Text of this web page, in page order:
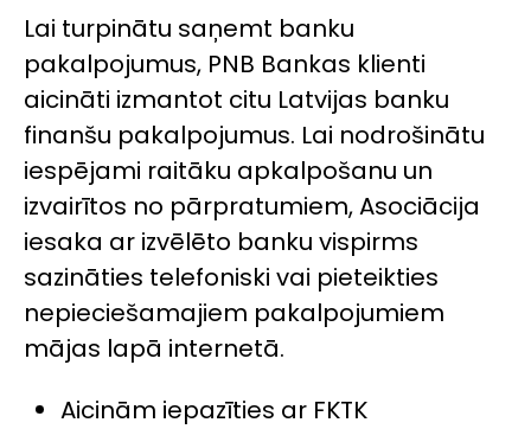
Lai turpinātu saņemt banku
pakalpojumus, PNB Bankas klienti
aicināti izmantot citu Latvijas banku
finanšu pakalpojumus. Lai nodrošinātu
iespējami raitāku apkalpošanu un
izvairītos no pārpratumiem, Asociācija
iesaka ar izvēlēto banku vispirms
sazināties telefoniski vai pieteikties
nepieciešamajiem pakalpojumiem
mājas lapā internetā.
Aicinām iepazīties ar FKTK